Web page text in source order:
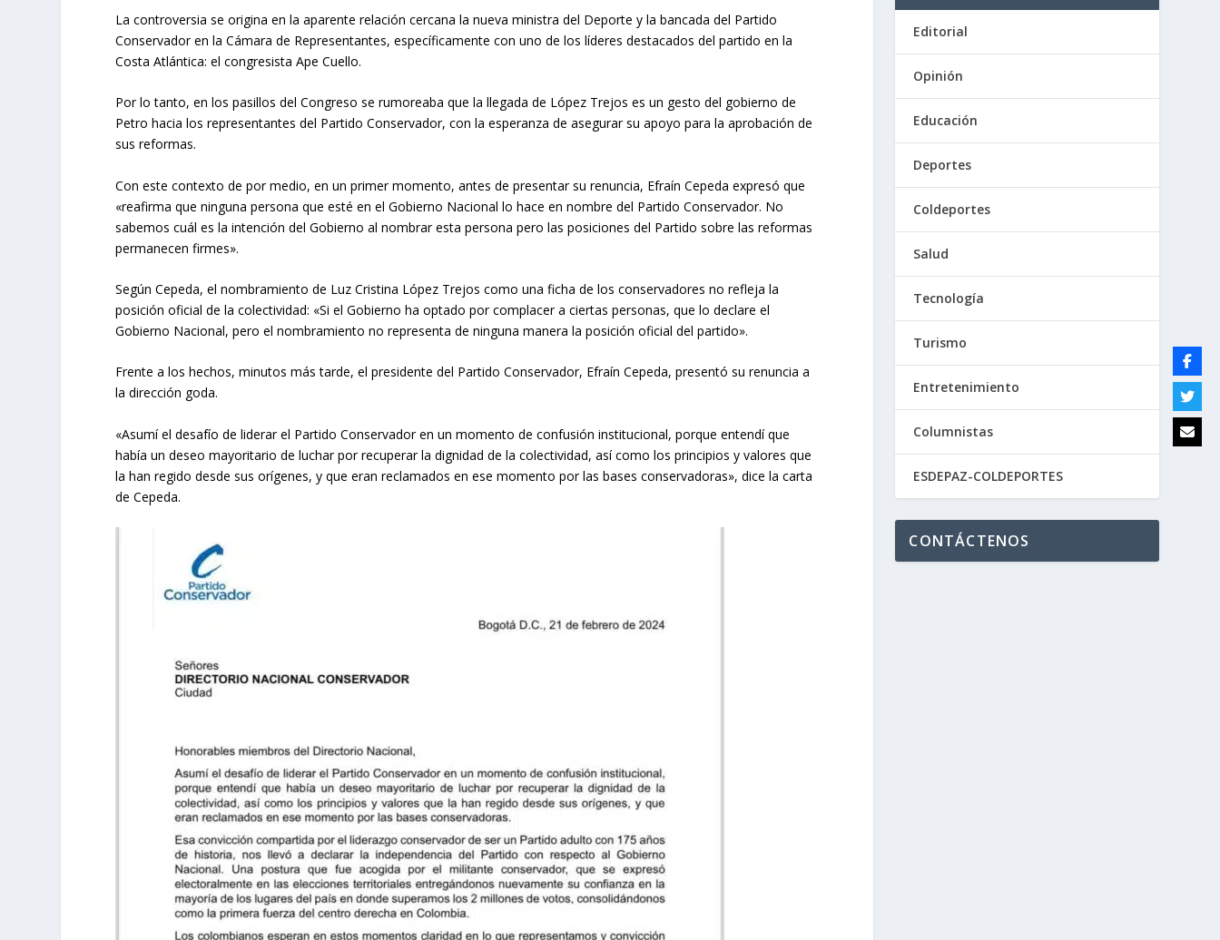
La controversia se origina en la aparente relación cercana la nueva ministra del Deporte y la bancada del Partido
Conservador en la Cámara de Representantes, específicamente con uno de los líderes destacados del partido en la
Costa Atlántica: el congresista Ape Cuello.
Por lo tanto, en los pasillos del Congreso se rumoreaba que la llegada de López Trejos es un gesto del gobierno de
Petro hacia los representantes del Partido Conservador, con la esperanza de asegurar su apoyo para la aprobación de
sus reformas.
Con este contexto de por medio, en un primer momento, antes de presentar su renuncia, Efraín Cepeda expresó que
«reafirma que ninguna persona que esté en el Gobierno Nacional lo hace en nombre del Partido Conservador. No
sabemos cuál es la intención del Gobierno al nombrar esta persona pero las posiciones del Partido sobre las reformas
permanecen firmes».
Según Cepeda, el nombramiento de Luz Cristina López Trejos como una ficha de los conservadores no refleja la
posición oficial de la colectividad: «Si el Gobierno ha optado por complacer a ciertas personas, que lo declare el
Gobierno Nacional, pero el nombramiento no representa de ninguna manera la posición oficial del partido».
Frente a los hechos, minutos más tarde, el presidente del Partido Conservador, Efraín Cepeda, presentó su renuncia a
la dirección goda.
«Asumí el desafío de liderar el Partido Conservador en un momento de confusión institucional, porque entendí que
había un deseo mayoritario de luchar por recuperar la dignidad de la colectividad, así como los principios y valores que
la han regido desde sus orígenes, y que eran reclamados en ese momento por las bases conservadoras», dice la carta
de Cepeda.
Editorial
Opinión
Educación
Deportes
Coldeportes
Salud
Tecnología
Turismo
Entretenimiento
Columnistas
ESDEPAZ-COLDEPORTES
CONTÁCTENOS